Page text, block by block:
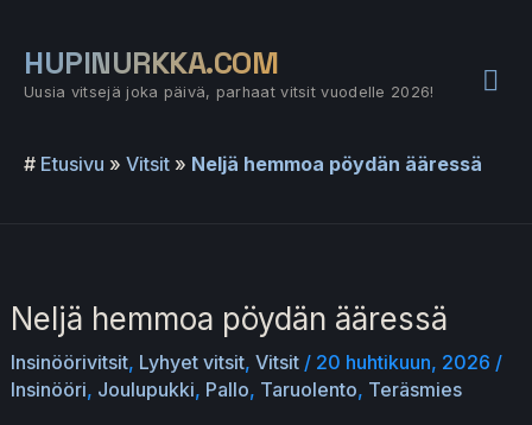
sisältöön
HUPINURKKA.COM
Uusia vitsejä joka päivä, parhaat vitsit vuodelle 2026!
# Etusivu » Vitsit » Neljä hemmoa pöydän ääressä
Neljä hemmoa pöydän ääressä
Insinöörivitsit, Lyhyet vitsit, Vitsit/ 20 huhtikuun, 2026 /
Insinööri, Joulupukki, Pallo, Taruolento, Teräsmies